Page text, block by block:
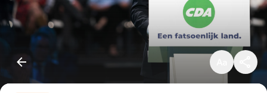
Klein
Standaard
Groot